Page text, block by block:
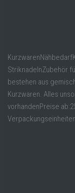
StriknadelnZubehör
bestehen aus
Kurzwaren. Alles
vorhandenPreise